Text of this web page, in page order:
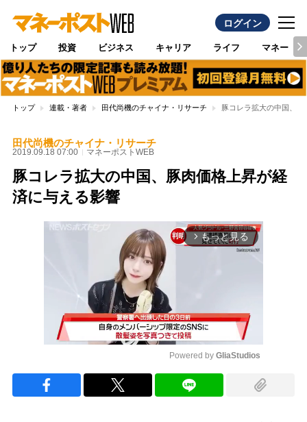
ログイン
トップ 投資 ビジネス キャリア ライフ マネー
トップ 連載・著者 田代尚機のチャイナ・リサーチ 豚コレラ拡大の中国、
田代尚機のチャイナ・リサーチ
2019.09.18 07:00 マネーポストWEB
豚コレラ拡大の中国、豚肉価格上昇が経
済に与える影響
arrow_forward_ios もっと見る
Powered by GliaStudios